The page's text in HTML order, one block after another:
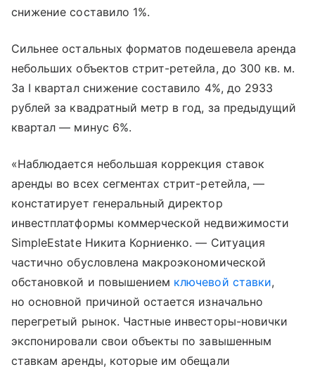
снижение составило 1%.
Сильнее остальных форматов подешевела аренда
небольших объектов стрит-ретейла, до 300 кв. м.
За I квартал снижение составило 4%, до 2933
рублей за квадратный метр в год, за предыдущий
квартал — минус 6%.
«Наблюдается небольшая коррекция ставок
аренды во всех сегментах стрит-ретейла, —
констатирует генеральный директор
инвестплатформы коммерческой недвижимости
SimpleEstate Никита Корниенко. — Ситуация
частично обусловлена макроэкономической
обстановкой и повышением ключевой ставки,
но основной причиной остается изначально
перегретый рынок. Частные инвесторы-новички
экспонировали свои объекты по завышенным
ставкам аренды, которые им обещали